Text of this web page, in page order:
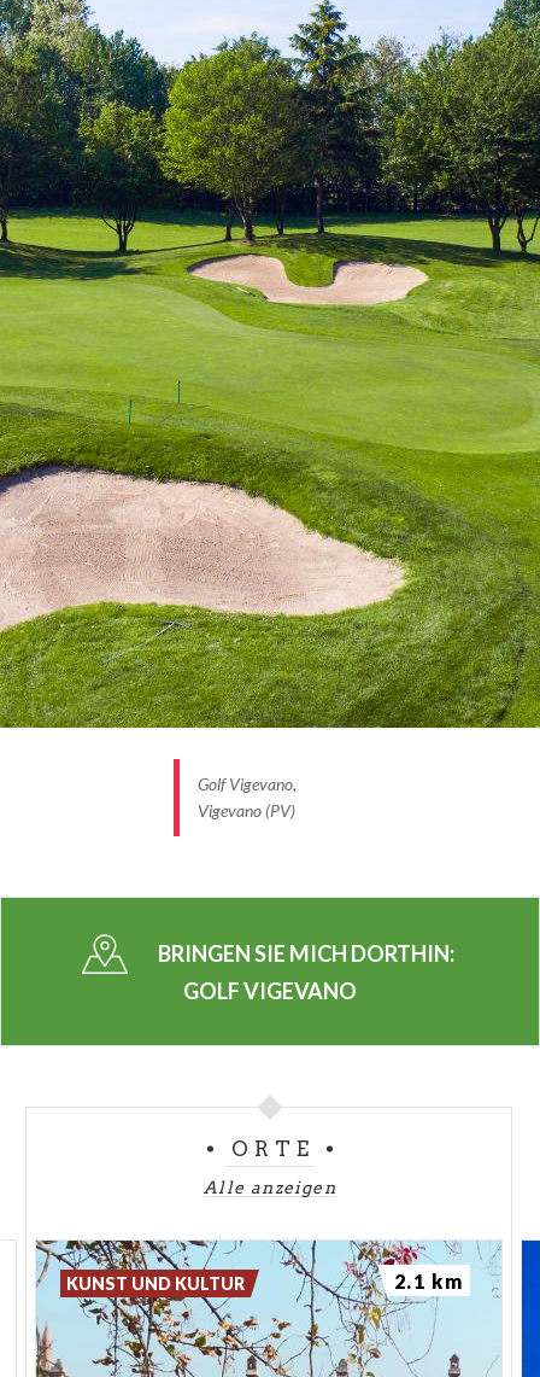
Golf Vigevano,
Vigevano (PV)
BRINGEN SIE MICH DORTHIN:
GOLF VIGEVANO
ORTE
Alle anzeigen
KUNST UND KULTUR 2.1 km